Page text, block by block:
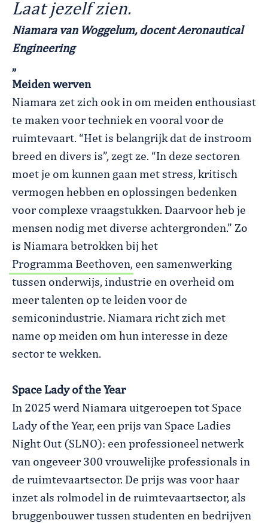
Laat jezelf zien.
Niamara van Woggelum, docent Aeronautical
Engineering
„
Meiden werven
Niamara zet zich ook in om meiden enthousiast
te maken voor techniek en vooral voor de
ruimtevaart. “Het is belangrijk dat de instroom
breed en divers is”, zegt ze. “In deze sectoren
moet je om kunnen gaan met stress, kritisch
vermogen hebben en oplossingen bedenken
voor complexe vraagstukken. Daarvoor heb je
mensen nodig met diverse achtergronden.” Zo
is Niamara betrokken bij het
Programma Beethoven, een samenwerking
tussen onderwijs, industrie en overheid om
meer talenten op te leiden voor de
semiconindustrie. Niamara richt zich met
name op meiden om hun interesse in deze
sector te wekken.
Space Lady of the Year
In 2025 werd Niamara uitgeroepen tot Space
Lady of the Year, een prijs van Space Ladies
Night Out (SLNO): een professioneel netwerk
van ongeveer 300 vrouwelijke professionals in
de ruimtevaartsector. De prijs was voor haar
inzet als rolmodel in de ruimtevaartsector, als
bruggenbouwer tussen studenten en bedrijven